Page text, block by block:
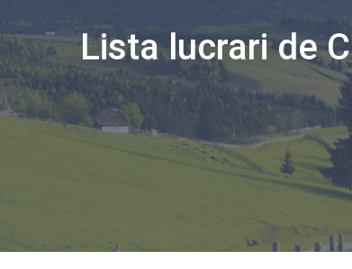
Lista lucrari de